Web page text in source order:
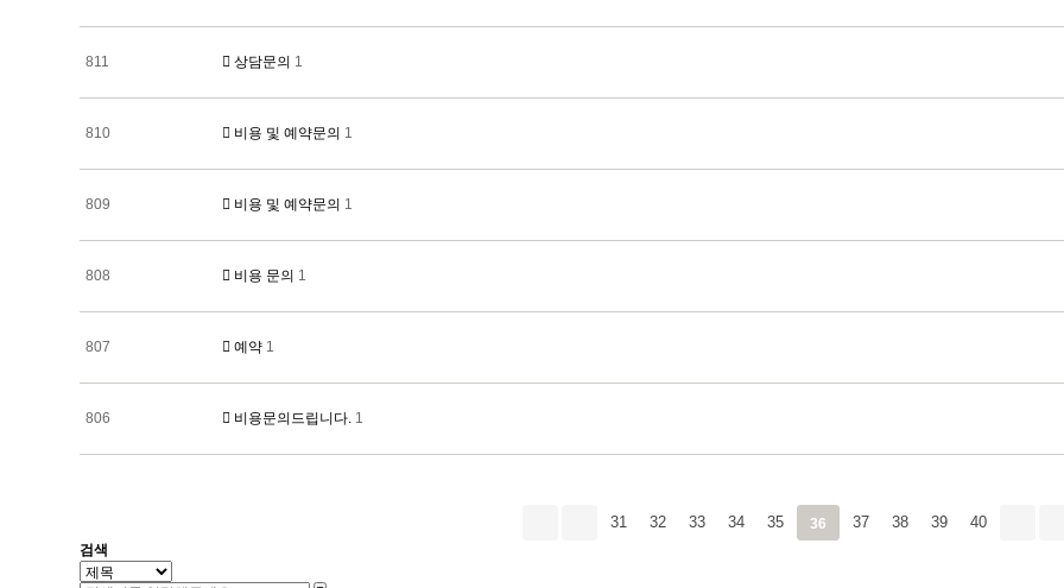
811 상담문의 1
810 비용 및 예약문의 1
809 비용 및 예약문의 1
808 비용 문의 1
807 예약 1
806 비용문의드립니다. 1
31 32 33 34 35 36 37 38 39 40
검색